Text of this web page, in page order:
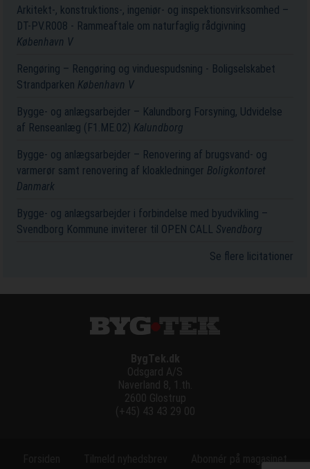
Arkitekt-, konstruktions-, ingeniør- og inspektionsvirksomhed –
DT-PV.R008 - Rammeaftale om naturfaglig rådgivning
København V
Rengøring – Rengøring og vinduespudsning - Boligselskabet
Strandparken København V
Bygge- og anlægsarbejder – Kalundborg Forsyning, Udvidelse
af Renseanlæg (F1.ME.02) Kalundborg
Bygge- og anlægsarbejder – Renovering af brugsvand- og
varmerør samt renovering af kloakledninger Boligkontoret
Danmark
Bygge- og anlægsarbejder i forbindelse med byudvikling –
Svendborg Kommune inviterer til OPEN CALL Svendborg
Se flere licitationer
BygTek.dk
Odsgard A/S
Naverland 8, 1.th.
2600 Glostrup
(+45) 43 43 29 00